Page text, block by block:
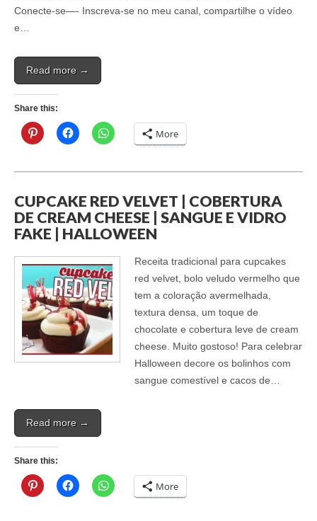
Conecte-se—- ‎Inscreva-se no meu canal, compartilhe o vídeo
e…
Read more →
Share this:
More
CUPCAKE RED VELVET | COBERTURA
DE CREAM CHEESE | SANGUE E VIDRO
FAKE | HALLOWEEN
Receita tradicional para cupcakes
red velvet, bolo veludo vermelho que
tem a coloração avermelhada,
textura densa, um toque de
chocolate e cobertura leve de cream
cheese. Muito gostoso! Para celebrar
Halloween decore os bolinhos com
sangue comestível e cacos de…
Read more →
Share this:
More